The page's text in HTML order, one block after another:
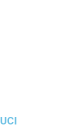
UCI